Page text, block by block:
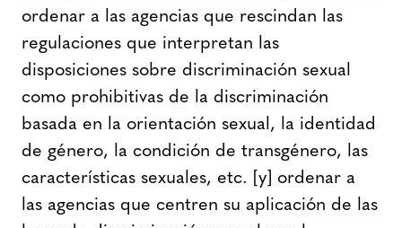
ordenar a las agencias que rescindan las
regulaciones que interpretan las
disposiciones sobre discriminación sexual
como prohibitivas de la discriminación
basada en la orientación sexual, la identidad
de género, la condición de transgénero, las
características sexuales, etc. [y] ordenar a
las agencias que centren su aplicación de las